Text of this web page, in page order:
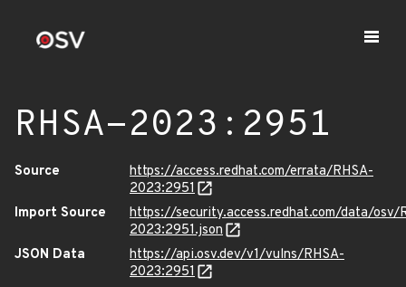
RHSA-2023:2951
Source
https://access.redhat.com/errata/RHSA-
2023:2951
Import Source
https://security.access.redhat.com/data/osv/
2023:2951.json
JSON Data
https://api.osv.dev/v1/vulns/RHSA-
2023:2951